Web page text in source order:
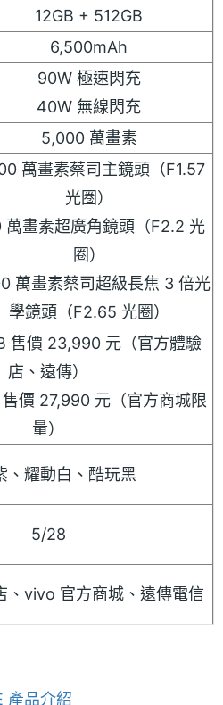
12GB + 512GB
6,500mAh
90W 極速閃充
40W 無線閃充
5,000 萬畫素
萬畫素蔡司主鏡頭（F1.57
光圈）
萬畫素超廣角鏡頭（F2.2 光
圈）
萬畫素蔡司超級長焦 3 倍光
學鏡頭（F2.65 光圈）
售價 23,990 元（官方體驗
店、遠傳）
價 27,990 元（官方商城限
量）
、耀動白、酷玩黑
5/28
、vivo 官方商城、遠傳電信
產品介紹